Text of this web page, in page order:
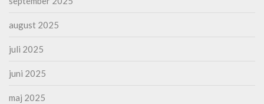
august 2025
juli 2025
juni 2025
maj 2025